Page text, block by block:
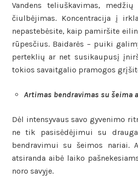
Vandens teliuškavimas, medžių
čiulbėjimas. Koncentracija į
nepastebėsite, kaip pamiršite
rūpesčius. Baidarės – puiki
perteklių ar net susikaupusį
tokios savaitgalio pramogos
Artimas bendravimas su šeima
Dėl intensyvaus savo gyvenimo
ne tik pasisėdėjimui su
bendravimui su šeimos nariai.
atsiranda aibė laiko
noro savyje.